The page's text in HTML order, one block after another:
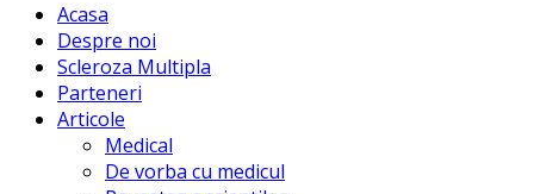
Acasa
Despre noi
Scleroza Multipla
Parteneri
Articole
Medical
De vorba cu medicul